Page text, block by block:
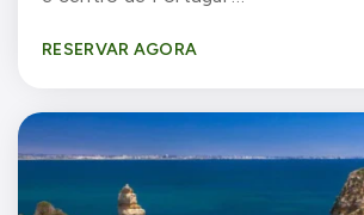
RESERVAR AGORA